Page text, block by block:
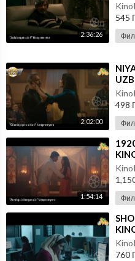
2:36:26
545
2:02:00
498
1:54:14
760